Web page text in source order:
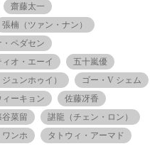
齋藤太一
張楠（ツァン・ナン）
・ペダセン
ィオ・エーイ
五十嵐優
ュンホゥイ）
ゴー・V シェム
ィーキョン
佐藤冴香
谷菜留
諶龍（チェン・ロン）
ワンホ タトウィ・アーマド